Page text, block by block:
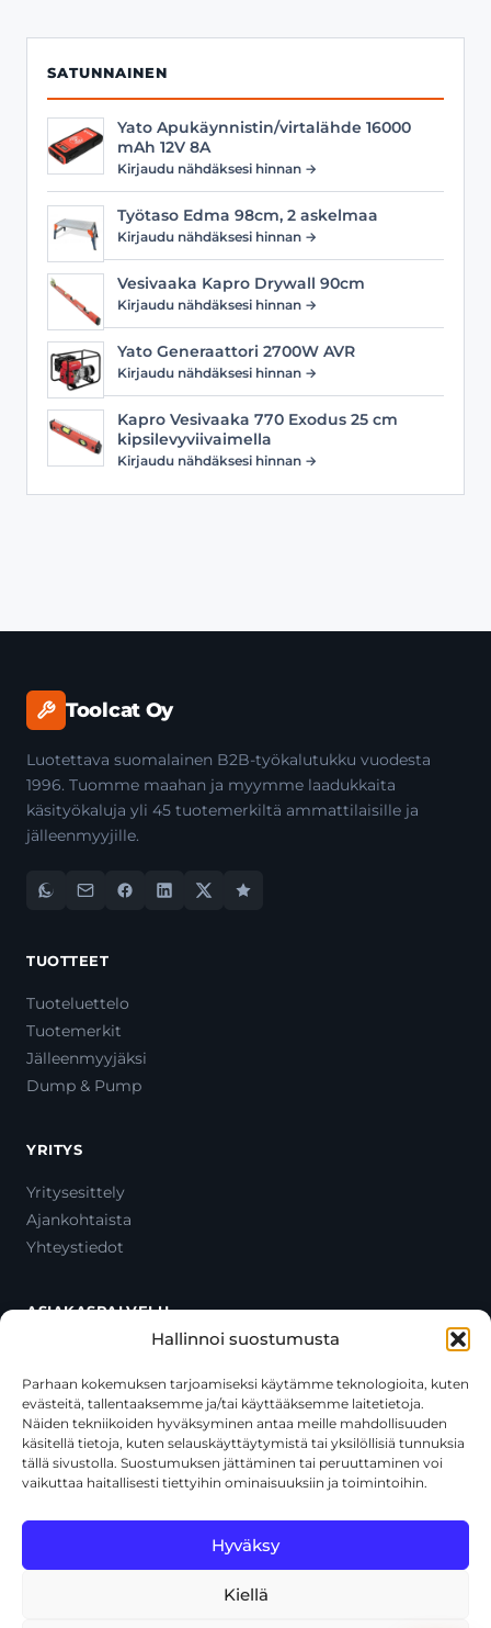
Hallinnoi suostumusta
Parhaan kokemuksen tarjoamiseksi käytämme teknologioita, kuten
evästeitä, tallentaaksemme ja/tai käyttääksemme laitetietoja.
Näiden tekniikoiden hyväksyminen antaa meille mahdollisuuden
käsitellä tietoja, kuten selauskäyttäytymistä tai yksilöllisiä tunnuksia
tällä sivustolla. Suostumuksen jättäminen tai peruuttaminen voi
vaikuttaa haitallisesti tiettyihin ominaisuuksiin ja toimintoihin.
Hyväksy
Kiellä
SATUNNAINEN
Yato Apukäynnistin/virtalähde 16000
mAh 12V 8A
Kirjaudu nähdäksesi hinnan →
Työtaso Edma 98cm, 2 askelmaa
Kirjaudu nähdäksesi hinnan →
Vesivaaka Kapro Drywall 90cm
Kirjaudu nähdäksesi hinnan →
Yato Generaattori 2700W AVR
Kirjaudu nähdäksesi hinnan →
Kapro Vesivaaka 770 Exodus 25 cm
kipsilevyviivaimella
Kirjaudu nähdäksesi hinnan →
Toolcat Oy
Luotettava suomalainen B2B-työkalutukku vuodesta
1996. Tuomme maahan ja myymme laadukkaita
käsityökaluja yli 45 tuotemerkiltä ammattilaisille ja
jälleenmyyjille.
TUOTTEET
Tuoteluettelo
Tuotemerkit
Jälleenmyyjäksi
Dump & Pump
YRITYS
Yritysesittely
Ajankohtaista
Yhteystiedot
ASIAKASPALVELU
Oma tili
Maksutavat
Toimitustavat
Usein kysytyt kysymykset
+358 44 270 3795
asiakaspalvelu@toolcat.fi